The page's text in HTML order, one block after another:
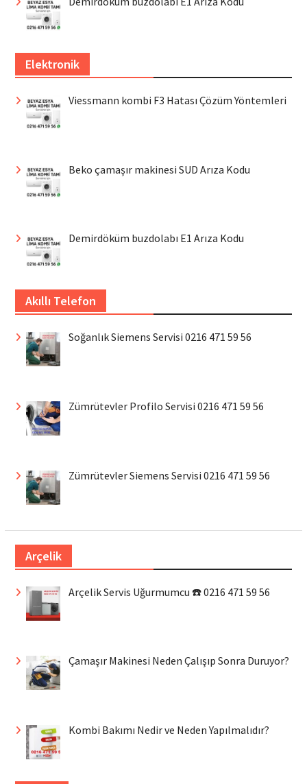
Elektronik
Viessmann kombi F3 Hatası Çözüm Yöntemleri
Beko çamaşır makinesi SUD Arıza Kodu
Demirdöküm buzdolabı E1 Arıza Kodu
Akıllı Telefon
Soğanlık Siemens Servisi 0216 471 59 56
Zümrütevler Profilo Servisi 0216 471 59 56
Zümrütevler Siemens Servisi 0216 471 59 56
Arçelik
Arçelik Servis Uğurmumcu ☎️ 0216 471 59 56
Çamaşır Makinesi Neden Çalışıp Sonra Duruyor?
Kombi Bakımı Nedir ve Neden Yapılmalıdır?